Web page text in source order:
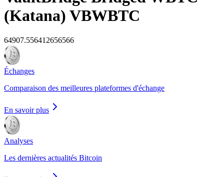
(Katana) VBWBTC
64907.556412656566
Échanges
Comparaison des meilleures plateformes d'échange
En savoir plus
Analyses
Les dernières actualités Bitcoin